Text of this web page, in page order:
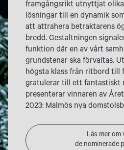
framgångsrikt utnyttjat
lösningar till en dynamik
att attrahera betraktarens
bredd. Gestaltningen
funktion där en av vårt
grundstenar ska förvaltas.
högsta klass från ritbord till
gratulerar till ett fantastiskt
presenterar vinnaren av
2023: Malmös nya
Läs mer om
de nominerade